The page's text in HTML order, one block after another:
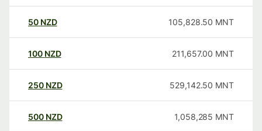
50 NZD 105,828.50 MNT
100 NZD 211,657.00 MNT
250 NZD 529,142.50 MNT
500 NZD 1,058,285 MNT